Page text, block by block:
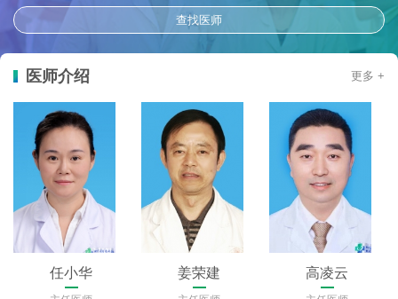
查找医师
医师介绍 更多 +
任小华 姜荣建 高凌云